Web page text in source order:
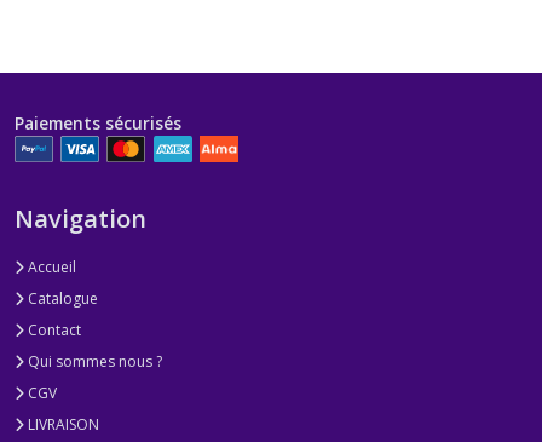
Paiements sécurisés
Navigation
Accueil
Catalogue
Contact
Qui sommes nous ?
CGV
LIVRAISON